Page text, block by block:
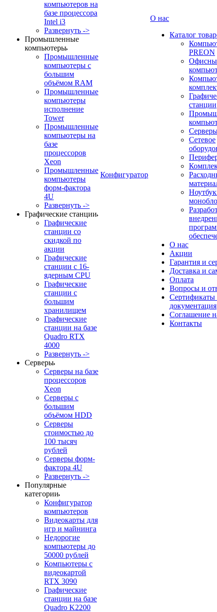
компьютеров на
базе процессора
Intel i3
Развернуть ->
Промышленные
компьютеры
Промышленные
компьютеры с
большим
объёмом RAM
Промышленные
компьютеры
исполнение
Tower
Промышленные
компьютеры на
базе
процессоров
Xeon
Промышленные
компьютеры
форм-фактора
4U
Развернуть ->
Графические станции
Графические
станции со
скидкой по
акции
Графические
станции с 16-
ядерным CPU
Графические
станции с
большим
хранилищем
Графические
станции на базе
Quadro RTX
4000
Развернуть ->
Серверы
Серверы на базе
процессоров
Xeon
Серверы с
большим
объёмом HDD
Серверы
стоимостью до
100 тысяч
рублей
Серверы форм-
фактора 4U
Развернуть ->
Популярные
категории
Конфигуратор
компьютеров
Видеокарты для
игр и майнинга
Недорогие
компьютеры до
50000 рублей
Компьютеры с
видеокартой
RTX 3090
Графические
станции на базе
Quadro K2200
Конфигуратор
О нас
Каталог
PREON
станции
Сетевое
О нас
Акции
Гарантия и
Доставка и
Оплата
Вопросы и
Сертификаты
документация
Соглашение
Контакты